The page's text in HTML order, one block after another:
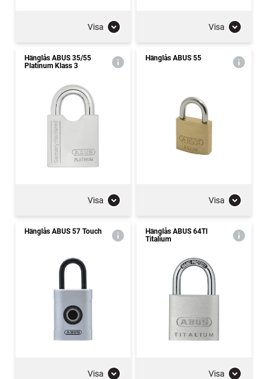
Visa Visa
Hänglås ABUS 35/55
Platinum Klass 3
Visa
Hänglås ABUS 55
Visa
Hänglås ABUS 57 Touch
Visa
Hänglås ABUS 64TI
Titalium
Visa